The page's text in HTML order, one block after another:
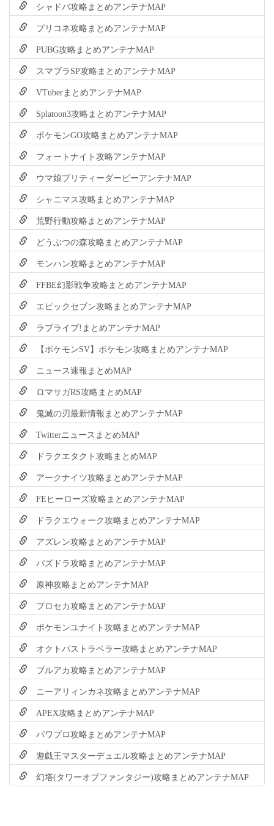
シャドバ攻略まとめアンテナMAP
プリコネ攻略まとめアンテナMAP
PUBG攻略まとめアンテナMAP
スマブラSP攻略まとめアンテナMAP
VTuberまとめアンテナMAP
Splatoon3攻略まとめアンテナMAP
ポケモンGO攻略まとめアンテナMAP
フォートナイト攻略アンテナMAP
ウマ娘プリティーダービーアンテナMAP
シャニマス攻略まとめアンテナMAP
荒野行動攻略まとめアンテナMAP
どうぶつの森攻略まとめアンテナMAP
モンハン攻略まとめアンテナMAP
FFBE幻影戦争攻略まとめアンテナMAP
エピックセブン攻略まとめアンテナMAP
ラブライブ!まとめアンテナMAP
【ポケモンSV】ポケモン攻略まとめアンテナMAP
ニュース速報まとめMAP
ロマサガRS攻略まとめMAP
鬼滅の刃最新情報まとめアンテナMAP
TwitterニュースまとめMAP
ドラクエタクト攻略まとめMAP
アークナイツ攻略まとめアンテナMAP
FEヒーローズ攻略まとめアンテナMAP
ドラクエウォーク攻略まとめアンテナMAP
アズレン攻略まとめアンテナMAP
パズドラ攻略まとめアンテナMAP
原神攻略まとめアンテナMAP
プロセカ攻略まとめアンテナMAP
ポケモンユナイト攻略まとめアンテナMAP
オクトパストラベラー攻略まとめアンテナMAP
ブルアカ攻略まとめアンテナMAP
ニーアリィンカネ攻略まとめアンテナMAP
APEX攻略まとめアンテナMAP
パワプロ攻略まとめアンテナMAP
遊戯王マスターデュエル攻略まとめアンテナMAP
幻塔(タワーオブファンタジー)攻略まとめアンテナMAP